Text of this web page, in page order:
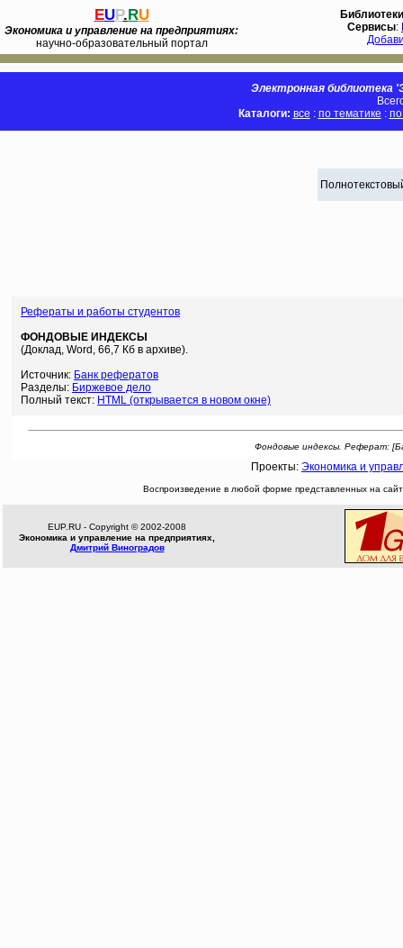
EUP.RU
Экономика и управление на предприятиях:
научно-образовательный портал
Библиотеки
Сервисы:
Электронная библиотека
Каталоги: все : по тематике :
Рефераты и работы студентов
ФОНДОВЫЕ ИНДЕКСЫ
(Доклад, Word, 66,7 Кб в архиве).
Источник: Банк рефератов
Разделы: Биржевое дело
Полный текст: HTML (открывается в новом окне)
Фондовые индексы. Реферат:
Проекты: Экономика и
Воспроизведение в любой форме представленных на
EUP.RU - Copyright © 2002-2008
Экономика и управление на предприятиях,
Дмитрий Виноградов